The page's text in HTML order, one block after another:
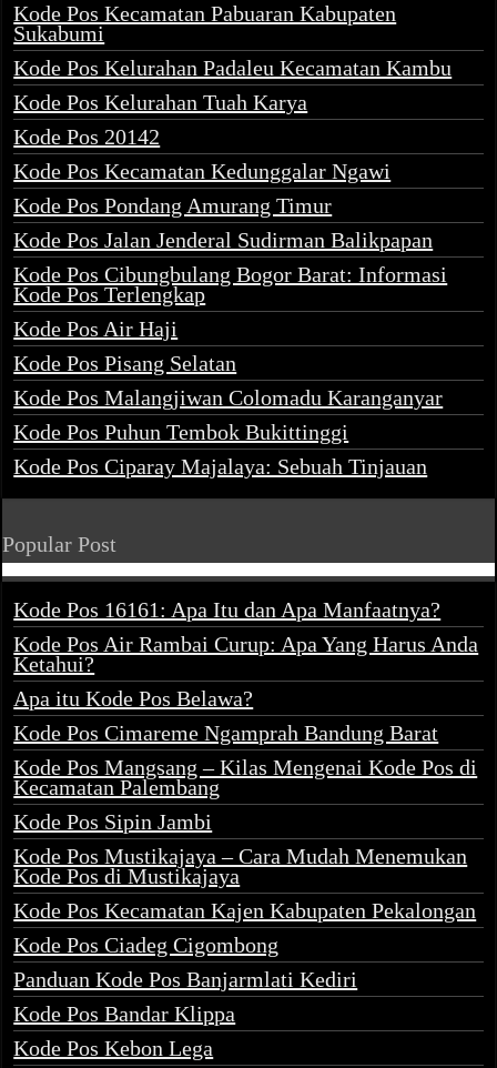
Kode Pos Kecamatan Pabuaran Kabupaten
Sukabumi
Kode Pos Kelurahan Padaleu Kecamatan Kambu
Kode Pos Kelurahan Tuah Karya
Kode Pos 20142
Kode Pos Kecamatan Kedunggalar Ngawi
Kode Pos Pondang Amurang Timur
Kode Pos Jalan Jenderal Sudirman Balikpapan
Kode Pos Cibungbulang Bogor Barat: Informasi
Kode Pos Terlengkap
Kode Pos Air Haji
Kode Pos Pisang Selatan
Kode Pos Malangjiwan Colomadu Karanganyar
Kode Pos Puhun Tembok Bukittinggi
Kode Pos Ciparay Majalaya: Sebuah Tinjauan
Popular Post
Kode Pos 16161: Apa Itu dan Apa Manfaatnya?
Kode Pos Air Rambai Curup: Apa Yang Harus Anda
Ketahui?
Apa itu Kode Pos Belawa?
Kode Pos Cimareme Ngamprah Bandung Barat
Kode Pos Mangsang – Kilas Mengenai Kode Pos di
Kecamatan Palembang
Kode Pos Sipin Jambi
Kode Pos Mustikajaya – Cara Mudah Menemukan
Kode Pos di Mustikajaya
Kode Pos Kecamatan Kajen Kabupaten Pekalongan
Kode Pos Ciadeg Cigombong
Panduan Kode Pos Banjarmlati Kediri
Kode Pos Bandar Klippa
Kode Pos Kebon Lega